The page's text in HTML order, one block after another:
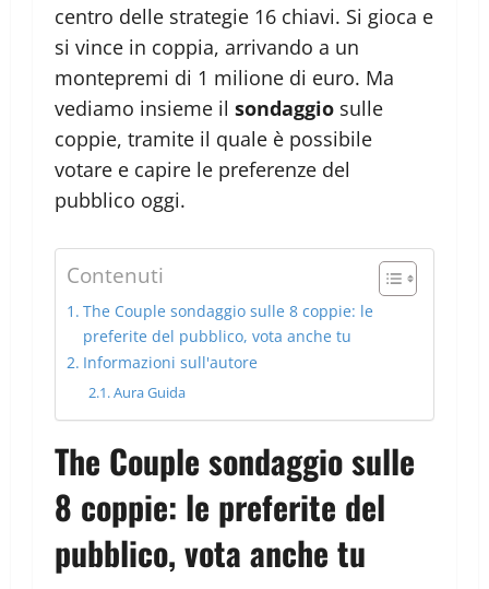
centro delle strategie 16 chiavi. Si gioca e
si vince in coppia, arrivando a un
montepremi di 1 milione di euro. Ma
vediamo insieme il sondaggio sulle
coppie, tramite il quale è possibile
votare e capire le preferenze del
pubblico oggi.
Contenuti
The Couple sondaggio sulle 8 coppie: le
preferite del pubblico, vota anche tu
Informazioni sull'autore
Aura Guida
The Couple sondaggio sulle
8 coppie: le preferite del
pubblico, vota anche tu